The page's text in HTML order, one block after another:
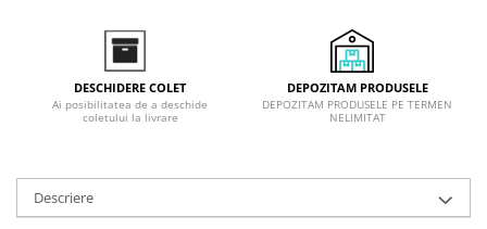
InductieDESCHIDERE COLET
Ai posibilitatea de a deschide
coletului la livrare
DEPOZITAM PRODUSELE
DEPOZITAM PRODUSELE PE TERMEN
NELIMITAT
Descriere